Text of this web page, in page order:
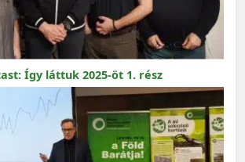
Így láttuk 2025-öt 1. rész